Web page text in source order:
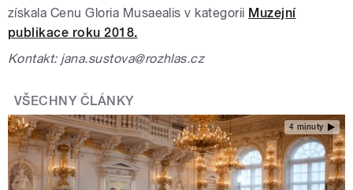
získala Cenu Gloria Musaealis v kategorii Muzejní
publikace roku 2018.
Kontakt: jana.sustova@rozhlas.cz
VŠECHNY ČLÁNKY
4 minuty